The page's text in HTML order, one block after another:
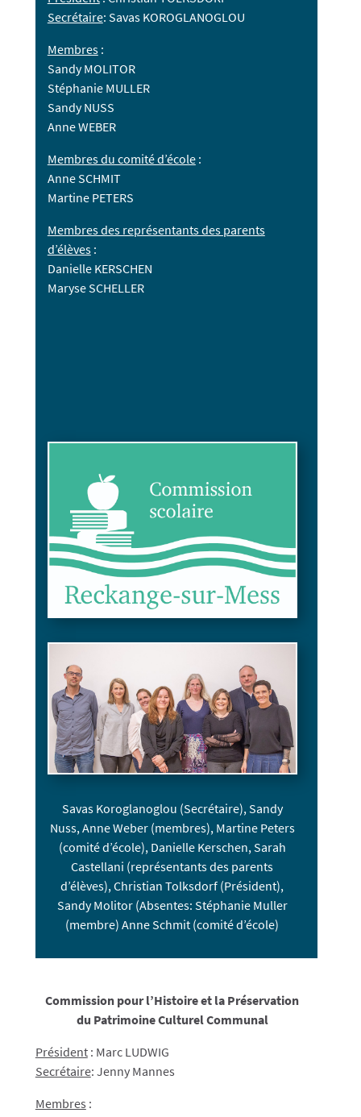
Secrétaire: Savas KOROGLANOGLOU
Membres:
Sandy MOLITOR
Stéphanie MULLER
Sandy NUSS
Anne WEBER
Membres du comité d’école:
Anne SCHMIT
Martine PETERS
Membres des représentants des parents
d’élèves:
Danielle KERSCHEN
Maryse SCHELLER
Savas Koroglanoglou (Secrétaire), Sandy
Nuss, Anne Weber (membres), Martine Peters
(comité d’école), Danielle Kerschen, Sarah
Castellani (représentants des parents
d’élèves), Christian Tolksdorf (Président),
Sandy Molitor (Absentes: Stéphanie Muller
(membre) Anne Schmit (comité d’école)
Commission pour l’Histoire et la Préservation
du Patrimoine Culturel Communal
Président: Marc LUDWIG
Secrétaire: Jenny Mannes
Membres :